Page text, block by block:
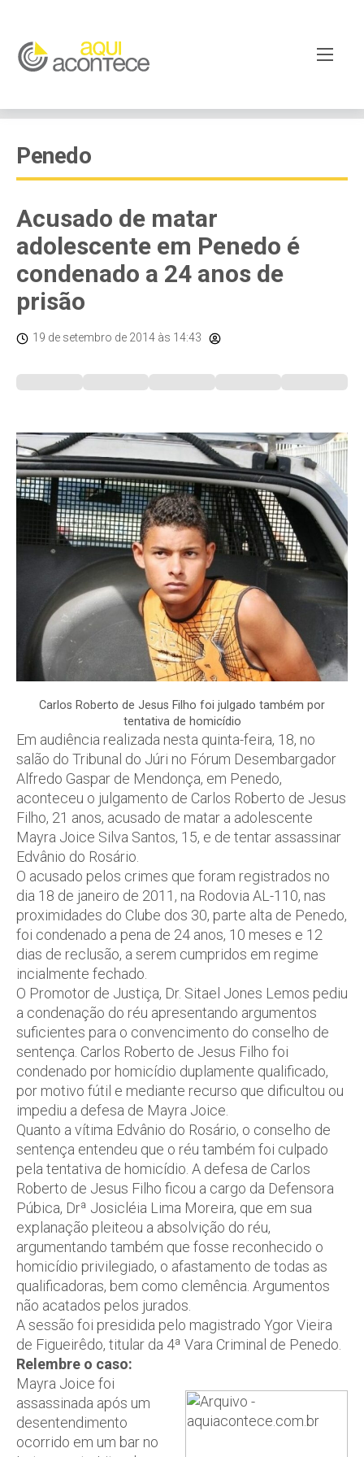
Penedo
Acusado de matar
adolescente em Penedo é
condenado a 24 anos de
prisão
19 de setembro de 2014 às 14:43
Carlos Roberto de Jesus Filho foi julgado também por
tentativa de homicídio
Em audiência realizada nesta quinta-feira, 18, no
salão do Tribunal do Júri no Fórum Desembargador
Alfredo Gaspar de Mendonça, em Penedo,
aconteceu o julgamento de Carlos Roberto de Jesus
Filho, 21 anos, acusado de matar a adolescente
Mayra Joice Silva Santos, 15, e de tentar assassinar
Edvânio do Rosário.
O acusado pelos crimes que foram registrados no
dia 18 de janeiro de 2011, na Rodovia AL-110, nas
proximidades do Clube dos 30, parte alta de Penedo,
foi condenado a pena de 24 anos, 10 meses e 12
dias de reclusão, a serem cumpridos em regime
incialmente fechado.
O Promotor de Justiça, Dr. Sitael Jones Lemos pediu
a condenação do réu apresentando argumentos
suficientes para o convencimento do conselho de
sentença. Carlos Roberto de Jesus Filho foi
condenado por homicídio duplamente qualificado,
por motivo fútil e mediante recurso que dificultou ou
impediu a defesa de Mayra Joice.
Quanto a vítima Edvânio do Rosário, o conselho de
sentença entendeu que o réu também foi culpado
pela tentativa de homicídio. A defesa de Carlos
Roberto de Jesus Filho ficou a cargo da Defensora
Púbica, Drª Josicléia Lima Moreira, que em sua
explanação pleiteou a absolvição do réu,
argumentando também que fosse reconhecido o
homicídio privilegiado, o afastamento de todas as
qualificadoras, bem como clemência. Argumentos
não acatados pelos jurados.
A sessão foi presidida pelo magistrado Ygor Vieira
de Figueirêdo, titular da 4ª Vara Criminal de Penedo.
Relembre o caso:
Mayra Joice foi
assassinada após um
desentendimento
ocorrido em um bar no